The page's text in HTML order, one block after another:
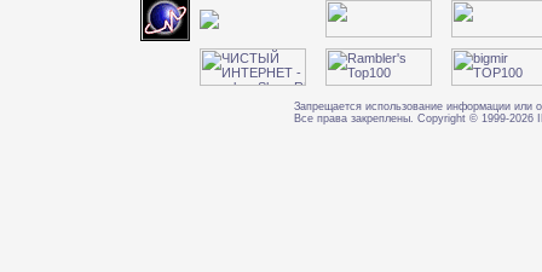
Запрещается использование информации или
Все права закреплены. Copyright © 1999-